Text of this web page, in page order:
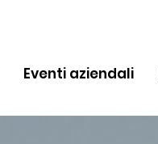
Eventi aziendali